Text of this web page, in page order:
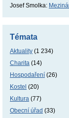
Josef Smolka:
Témata
Aktuality (1 234)
Charita (14)
Hospodaření (26)
Kostel (20)
Kultura (77)
Obecní úřad (33)